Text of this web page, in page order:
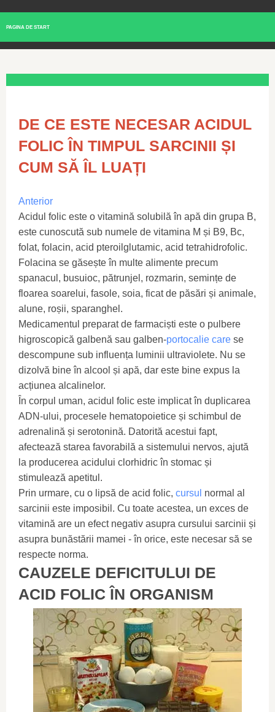
PAGINA DE START
DE CE ESTE NECESAR ACIDUL
FOLIC ÎN TIMPUL SARCINII ȘI
CUM SĂ ÎL LUAȚI
Anterior
Acidul folic este o vitamină solubilă în apă din grupa B,
este cunoscută sub numele de vitamina M și B9, Bc,
folat, folacin, acid pteroilglutamic, acid tetrahidrofolic.
Folacina se găsește în multe alimente precum
spanacul, busuioc, pătrunjel, rozmarin, semințe de
floarea soarelui, fasole, soia, ficat de păsări și animale,
alune, roșii, sparanghel.
Medicamentul preparat de farmaciști este o pulbere
higroscopică galbenă sau galben-portocalie care se
descompune sub influența luminii ultraviolete. Nu se
dizolvă bine în alcool și apă, dar este bine expus la
acțiunea alcalinelor.
În corpul uman, acidul folic este implicat în duplicarea
ADN-ului, procesele hematopoietice și schimbul de
adrenalină și serotonină. Datorită acestui fapt,
afectează starea favorabilă a sistemului nervos, ajută
la producerea acidului clorhidric în stomac și
stimulează apetitul.
Prin urmare, cu o lipsă de acid folic, cursul normal al
sarcinii este imposibil. Cu toate acestea, un exces de
vitamină are un efect negativ asupra cursului sarcinii și
asupra bunăstării mamei - în orice, este necesar să se
respecte norma.
CAUZELE DEFICITULUI DE
ACID FOLIC ÎN ORGANISM